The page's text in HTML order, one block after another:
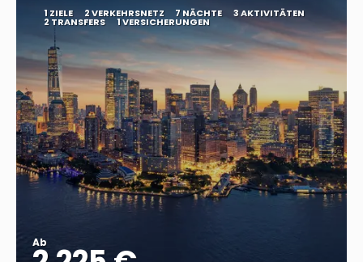
1 ZIELE 2 VERKEHRSNETZ 7 NÄCHTE 3 AKTIVITÄTEN
2 TRANSFERS 1 VERSICHERUNGEN
Ab